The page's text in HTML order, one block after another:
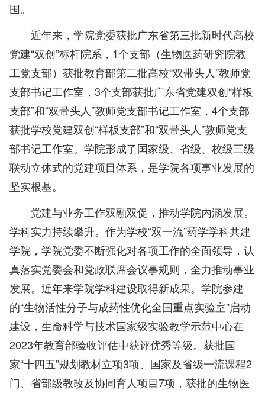
围。
近年来，学院党委获批广东省第三批新时代高校
党建“双创”标杆院系，1个支部（生物医药研究院教
工党支部）获批教育部第二批高校“双带头人”教师党
支部书记工作室，3个支部获批广东省党建双创“样板
支部”和“双带头人”教师党支部书记工作室，4个支部
获批学校党建双创“样板支部”和“双带头人”教师党支
部书记工作室。学院形成了国家级、省级、校级三级
联动立体式的党建项目体系，是学院各项事业发展的
坚实根基。
党建与业务工作双融双促，推动学院内涵发展。
学科实力持续攀升。作为学校“双一流”药学学科共建
学院，学院党委不断强化对各项工作的全面领导，认
真落实党委会和党政联席会议事规则，全力推动事业
发展。近年来学院学科建设取得新成果。学院参建
的“生物活性分子与成药性优化全国重点实验室”启动
建设，生命科学与技术国家级实验教学示范中心在
2023年教育部验收评估中获评优秀等级。获批国
家“十四五”规划教材立项3项、国家及省级一流课程2
门、省部级教改及协同育人项目7项，获批的生物医